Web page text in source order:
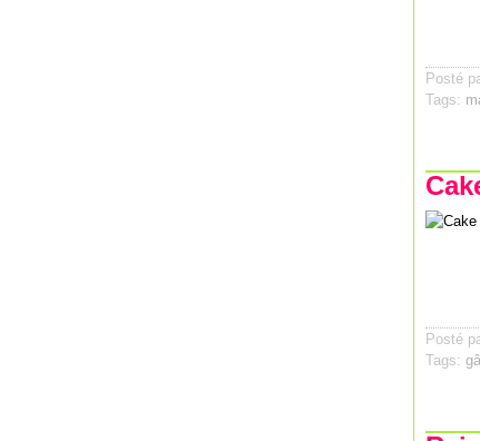
Posté
Tags:
Posté
Tags: